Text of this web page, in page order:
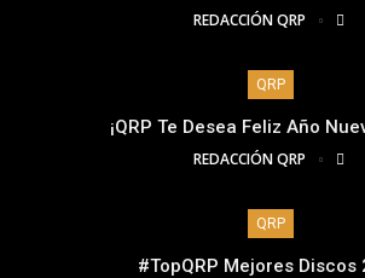
REDACCIÓN QRP
QRP
¡QRP Te Desea Feliz Año
REDACCIÓN QRP
QRP
#TopQRP Mejores Discos